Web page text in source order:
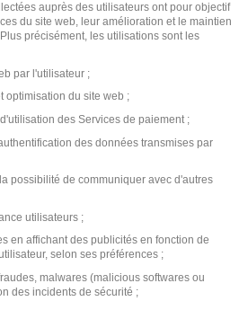
auprès des utilisateurs ont pour objectif
du site web, leur amélioration et le maintien
précisément, les utilisations sont les
par l'utilisateur ;
optimisation du site web ;
des Services de paiement ;
des données transmises par
possibilité de communiquer avec d'autres
utilisateurs ;
en affichant des publicités en fonction de
selon ses préférences ;
malwares (malicious softwares ou
des incidents de sécurité ;